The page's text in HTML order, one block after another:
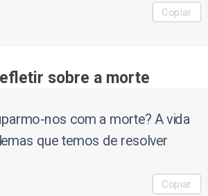
Copiar
sobre a morte
nos com a morte? A vida
que temos de resolver
Copiar